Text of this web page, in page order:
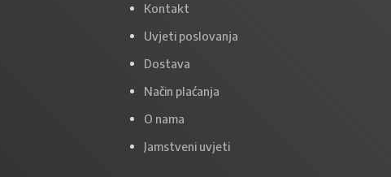
Kontakt
Uvjeti poslovanja
Dostava
Način plaćanja
O nama
Jamstveni uvjeti